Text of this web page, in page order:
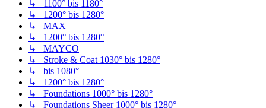
↳ 1100° bis 1180°
↳ 1200° bis 1280°
↳ MAX
↳ 1200° bis 1280°
↳ MAYCO
↳ Stroke & Coat 1030° bis 1280°
↳ bis 1080°
↳ 1200° bis 1280°
↳ Foundations 1000° bis 1280°
↳ Foundations Sheer 1000° bis 1280°